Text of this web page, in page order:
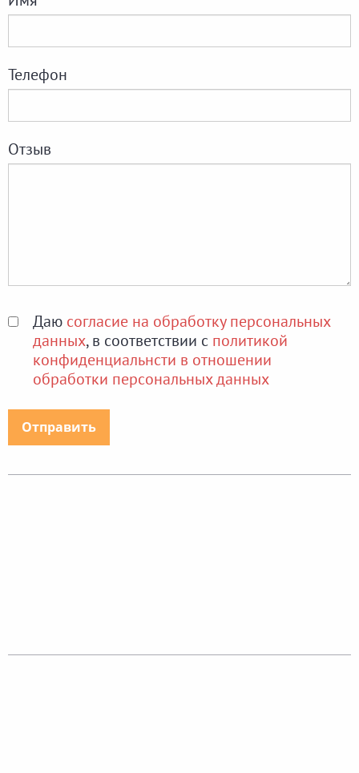
Телефон
Отзыв
Даю согласие на обработку персональных
данных, в соответствии с политикой
конфиденциальнсти в отношении
обработки персональных данных